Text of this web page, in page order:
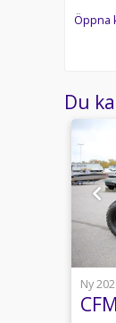
Öppna
Du
Ny